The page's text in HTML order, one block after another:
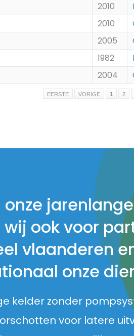
2010
2010
2005
1982
2004
EERSTE VORIGE 1 2
onze
ook voor
vlaanderen
onze
kelder zonder
voor latere